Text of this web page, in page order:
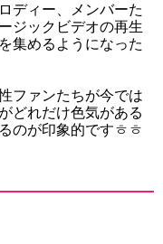
ディー、メンバーた
ジックビデオの再生
集めるようになった
ファンたちが今では
どれだけ色気がある
のが印象的ですㅎㅎ